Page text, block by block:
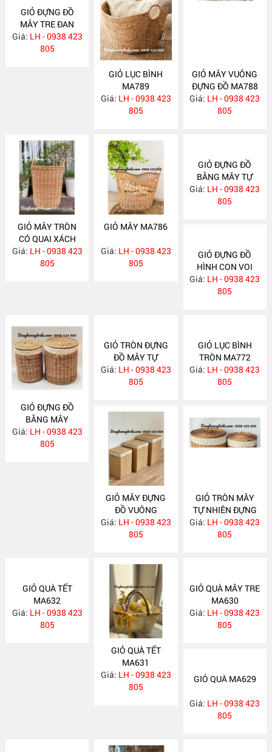
GIỎ ĐỰNG ĐỒ
MÂY TRE ĐAN
MA790
Giá: LH - 0938 423
805
GIỎ LỤC BÌNH
MA789
Giá: LH - 0938 423
805
GIỎ MÂY VUÔNG
ĐỰNG ĐỒ MA788
Giá: LH - 0938 423
805
GIỎ MÂY TRÒN
CÓ QUAI XÁCH
MA787
Giá: LH - 0938 423
805
GIỎ MÂY MA786
Giá: LH - 0938 423
805
GIỎ ĐỰNG ĐỒ
BẰNG MÂY TỰ
NHIÊN MA785
Giá: LH - 0938 423
805
GIỎ ĐỰNG ĐỒ
HÌNH CON VOI
MA775
Giá: LH - 0938 423
805
GIỎ ĐỰNG ĐỒ
BẰNG MÂY
MA774
Giá: LH - 0938 423
805
GIỎ TRÒN ĐỰNG
ĐỒ MÂY TỰ
NHIÊN MA773
Giá: LH - 0938 423
805
GIỎ LỤC BÌNH
TRÒN MA772
Giá: LH - 0938 423
805
GIỎ MÂY ĐỰNG
ĐỒ VUÔNG
MA771
Giá: LH - 0938 423
805
GIỎ TRÒN MÂY
TỰ NHIÊN ĐỰNG
ĐỒ MA768
Giá: LH - 0938 423
805
GIỎ QUÀ TẾT
MA632
Giá: LH - 0938 423
805
GIỎ QUÀ TẾT
MA631
Giá: LH - 0938 423
805
GIỎ QUÀ MÂY TRE
MA630
Giá: LH - 0938 423
805
GIỎ QUÀ MA629
Giá: LH - 0938 423
805